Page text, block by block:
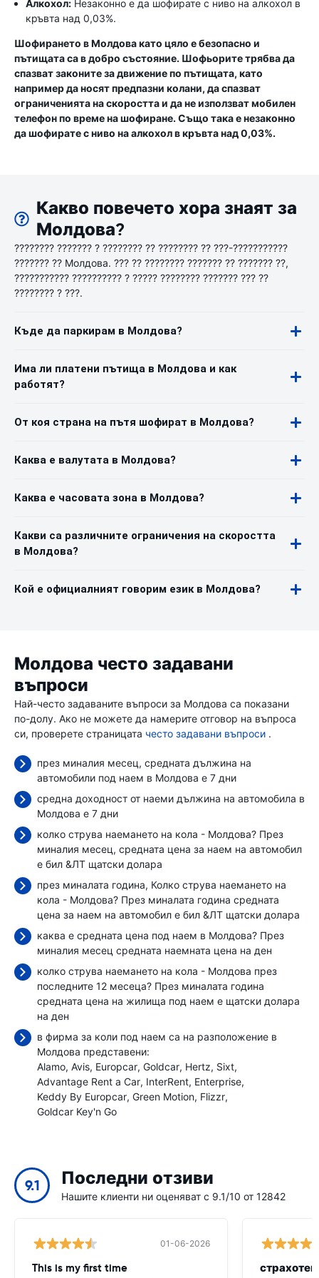
Алкохол: Незаконно е да шофирате с ниво на алкохол в
кръвта над 0,03%.
Шофирането в Молдова като цяло е безопасно и
пътищата са в добро състояние. Шофьорите трябва да
спазват законите за движение по пътищата, като
например да носят предпазни колани, да спазват
ограниченията на скоростта и да не използват мобилен
телефон по време на шофиране. Също така е незаконно
да шофирате с ниво на алкохол в кръвта над 0,03%.
Какво повечето хора знаят за
Молдова?
???????? ??????? ? ???????? ?? ???????? ?? ???-???????????
??????? ?? Молдова. ??? ?? ???????? ??????? ?? ??????? ??,
??????????? ?????????? ? ????? ???????? ??????? ??? ??
???????? ? ???.
Къде да паркирам в Молдова?
Има ли платени пътища в Молдова и как
работят?
От коя страна на пътя шофират в Молдова?
Каква е валутата в Молдова?
Каква е часовата зона в Молдова?
Какви са различните ограничения на скоростта
в Молдова?
Кой е официалният говорим език в Молдова?
Молдова често задавани
въпроси
Най-често задаваните въпроси за Молдова са показани
по-долу. Ако не можете да намерите отговор на въпроса
си, проверете страницата често задавани въпроси .
през миналия месец, средната дължина на
автомобили под наем в Молдова е 7 дни
средна доходност от наеми дължина на автомобила в
Молдова е 7 дни
колко струва наемането на кола - Молдова? През
миналия месец, средната цена за наем на автомобил
е бил &ЛТ щатски долара
през миналата година, Колко струва наемането на
кола - Молдова? През миналата година средната
цена за наем на автомобил е бил &ЛТ щатски долара
каква е средната цена под наем в Молдова? През
миналия месец средната наемната цена на ден
колко струва наемането на кола - Молдова през
последните 12 месеца? През миналата година
средната цена на жилища под наем е щатски долара
на ден
в фирма за коли под наем са на разположение в
Молдова представени:
Alamo Avis Europcar Goldcar Hertz Sixt
Advantage Rent a Car InterRent Enterprise
Keddy By Europcar Green Motion Flizzr
Goldcar Key'n Go
9.1 Последни отзиви
Нашите клиенти ни оценяват с 9.1/10 от 12842
01-06-2026
This is my first time страхотен